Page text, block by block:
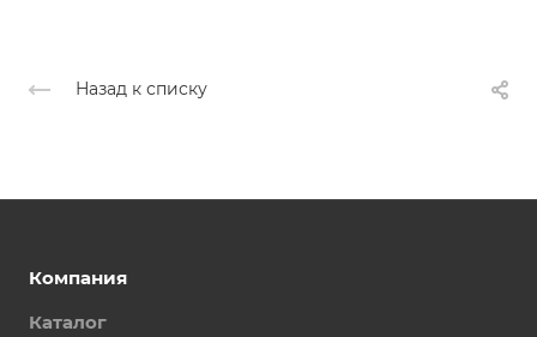
Назад к списку
Компания
Каталог